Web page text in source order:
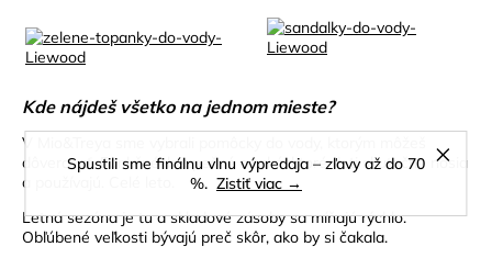
Spustili sme finálnu vlnu výpredaja – zľavy až do 70
%. Zistiť viac →
Kde nájdeš všetko na jednom mieste?
V Mio&Treya sme vybrali pomôcky do vody, ktorým môžeš
dôverovať. Funkčné, bezpečné a také, ktoré deti skutočne nosia
a používajú. Celé leto.
Letná sezóna je tu a skladové zásoby sa míňajú rýchlo.
Obľúbené veľkosti bývajú preč skôr, ako by si čakala.